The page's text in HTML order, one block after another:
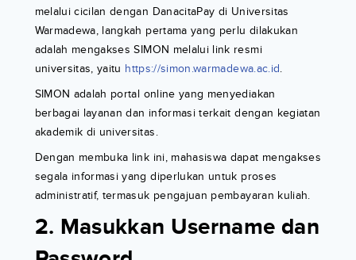
melalui cicilan dengan DanacitaPay di Universitas
Warmadewa, langkah pertama yang perlu dilakukan
adalah mengakses SIMON melalui link resmi
universitas, yaitu https://simon.warmadewa.ac.id.
SIMON adalah portal online yang menyediakan
berbagai layanan dan informasi terkait dengan kegiatan
akademik di universitas.
Dengan membuka link ini, mahasiswa dapat mengakses
segala informasi yang diperlukan untuk proses
administratif, termasuk pengajuan pembayaran kuliah.
2. Masukkan Username dan